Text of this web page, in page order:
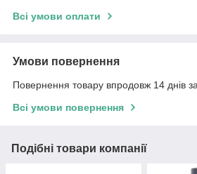
Всі умови оплати
Умови повернення
Повернення товару впродовж 14 днів
Всі умови повернення
Подібні товари компанії